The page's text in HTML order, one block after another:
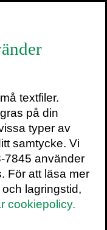
upp
varför vissa
sig Jim Collins
företag
i tid och
textfiler.
på din
typer av
samtycke. Vi
7845 använder
För att läsa mer
lagringstid,
cookiepolicy.